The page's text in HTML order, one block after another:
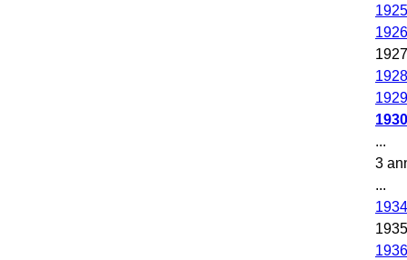
1925
1926
1927
1928
1929
1930
...
3
...
1934
1935
1936